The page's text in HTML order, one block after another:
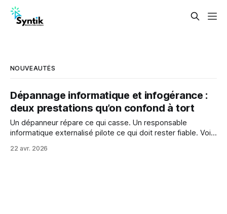
NOUVEAUTÉS
Dépannage informatique et infogérance :
deux prestations qu’on confond à tort
Un dépanneur répare ce qui casse. Un responsable
informatique externalisé pilote ce qui doit rester fiable. Voici
22 avr. 2026